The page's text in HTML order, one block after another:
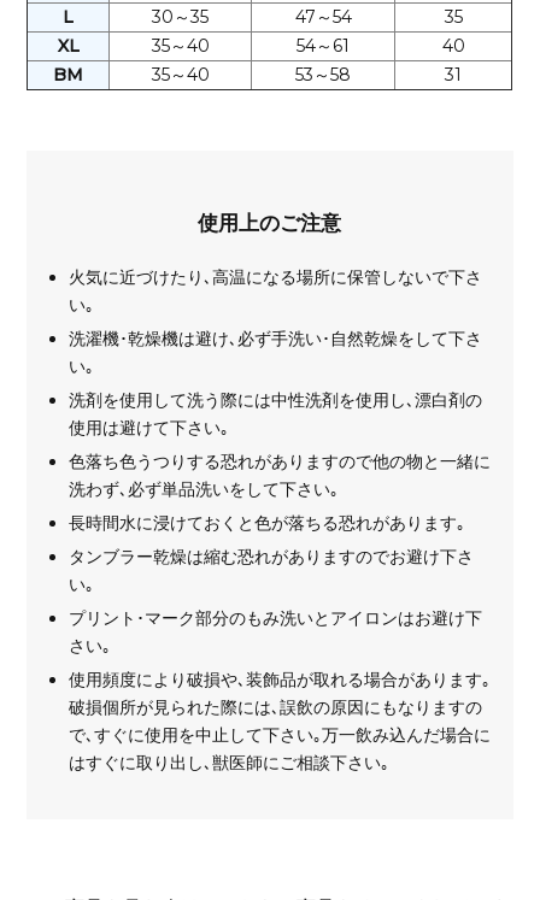
L
30～35 47～54
35
XL
35～40 54～61
40
BM
35～40 53～58 31
使用上のご注意
火気に近づけたり､高温になる場所に保管しないで下さ
い｡
洗濯機･乾燥機は避け､必ず手洗い･自然乾燥をして下さ
い｡
洗剤を使用して洗う際には中性洗剤を使用し､漂白剤の
使用は避けて下さい｡
色落ち色うつりする恐れがありますので他の物と一緒に
洗わず､必ず単品洗いをして下さい｡
長時間水に浸けておくと色が落ちる恐れがあります｡
タンブラー乾燥は縮む恐れがありますのでお避け下さ
い｡
プリント･マーク部分のもみ洗いとアイロンはお避け下
さい｡
使用頻度により破損や､装飾品が取れる場合があります｡
破損個所が見られた際には､誤飲の原因にもなりますの
で､すぐに使用を中止して下さい｡万一飲み込んだ場合に
はすぐに取り出し､獣医師にご相談下さい｡